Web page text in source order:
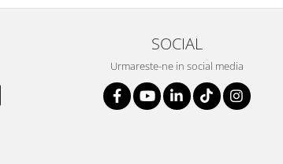
SOCIAL
Urmareste-ne in social media